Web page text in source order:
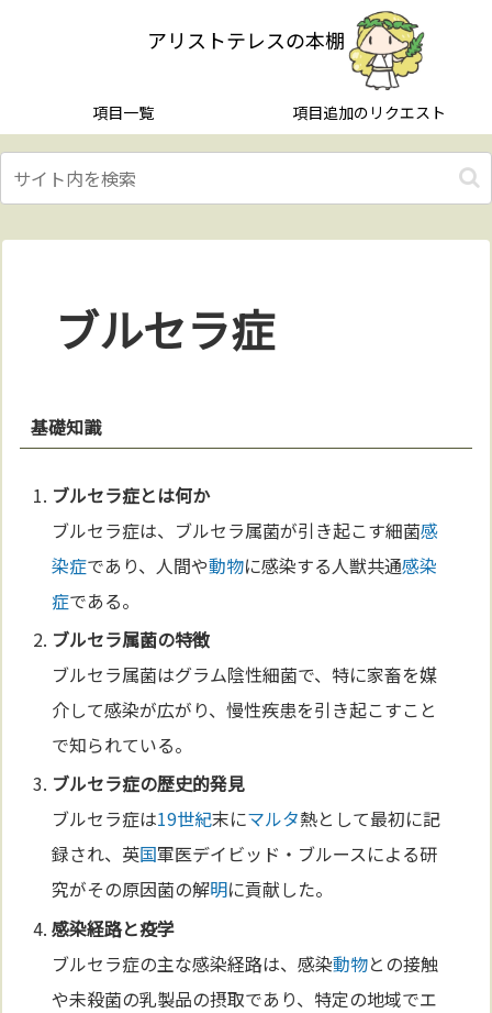
アリストテレスの本棚
項目一覧 項目追加のリクエスト
ブルセラ症
基礎知識
ブルセラ症とは何か
ブルセラ症は、ブルセラ属菌が引き起こす細菌感
染症であり、人間や動物に感染する人獣共通感染
症である。
ブルセラ属菌の特徴
ブルセラ属菌はグラム陰性細菌で、特に家畜を媒
介して感染が広がり、慢性疾患を引き起こすこと
で知られている。
ブルセラ症の歴史的発見
ブルセラ症は19世紀末にマルタ熱として最初に記
録され、英国軍医デイビッド・ブルースによる研
究がその原因菌の解明に貢献した。
感染経路と疫学
ブルセラ症の主な感染経路は、感染動物との接触
や未殺菌の乳製品の摂取であり、特定の地域でエ